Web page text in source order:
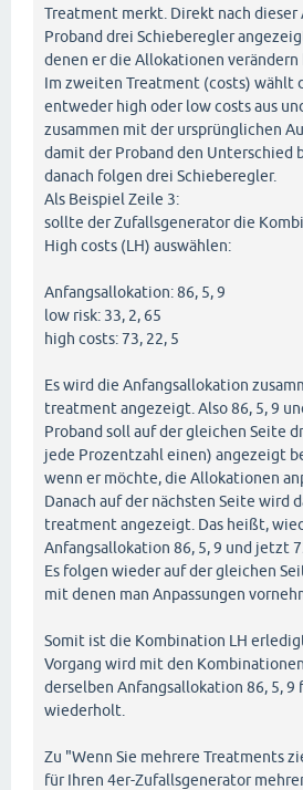
Treatment merkt. Direkt nach dieser
Proband drei Schieberegler
denen er die Allokationen verändern
Im zweiten Treatment (costs) wählt
entweder high oder low costs aus
zusammen mit der ursprünglichen
damit der Proband den Unterschied
danach folgen drei Schieberegler.
Als Beispiel Zeile 3:
sollte der Zufallsgenerator die
High costs (LH) auswählen:
Anfangsallokation: 86, 5, 9
low risk: 33, 2, 65
high costs: 73, 22, 5
Es wird die Anfangsallokation
treatment angezeigt. Also 86, 5, 9
Proband soll auf der gleichen Seite
jede Prozentzahl einen) angezeigt
wenn er möchte, die Allokationen
Danach auf der nächsten Seite wird
treatment angezeigt. Das heißt,
Anfangsallokation 86, 5, 9 und jetzt
Es folgen wieder auf der gleichen
mit denen man Anpassungen
Somit ist die Kombination LH
Vorgang wird mit den Kombinationen
derselben Anfangsallokation 86, 5, 9
wiederholt.
Zu "Wenn Sie mehrere Treatments
für Ihren 4er-Zufallsgenerator